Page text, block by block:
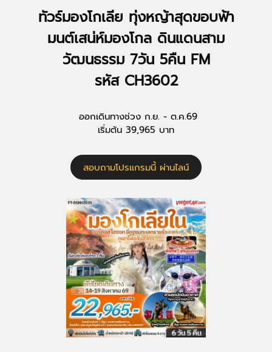
ทัวร์มองโกเลีย ทุ่งหญ้าสุดขอบฟ้า
มนต์เสน่ห์มองโกล ดินแดนสาม
วัฒนธรรม 7วัน 5คืน FM
รหัส CH3602
ออกเดินทางช่วง ก.ย. - ต.ค.69
เริ่มต้น 39,965 บาท
สอบถามโปรแกรมนี้ ผ่านไลน์